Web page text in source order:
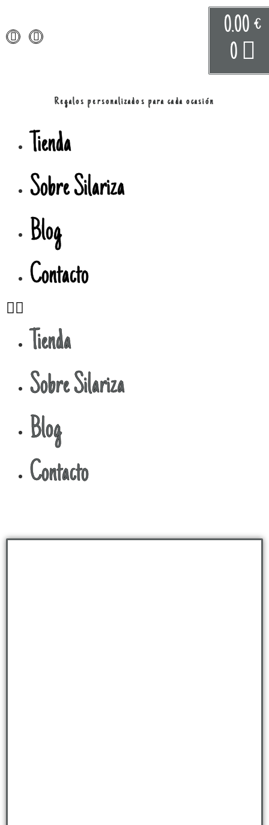
0.00 €
0
Regalos personalizados para cada ocasión
Tienda
Sobre Silariza
Blog
Contacto
Tienda
Sobre Silariza
Blog
Contacto